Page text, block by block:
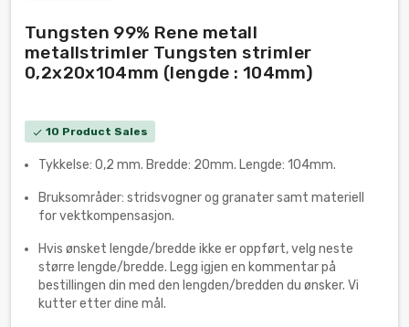
Tungsten 99% Rene metall
metallstrimler Tungsten strimler
0,2x20x104mm (lengde : 104mm)
check 10 Product Sales
Tykkelse: 0,2 mm. Bredde: 20mm. Lengde: 104mm.
Bruksområder: stridsvogner og granater samt materiell
for vektkompensasjon.
Hvis ønsket lengde/bredde ikke er oppført, velg neste
større lengde/bredde. Legg igjen en kommentar på
bestillingen din med den lengden/bredden du ønsker. Vi
kutter etter dine mål.